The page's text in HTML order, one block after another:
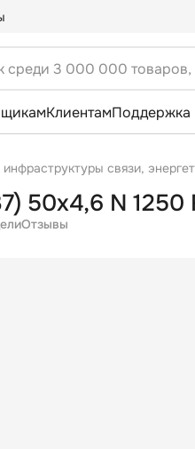
КлиентамПоддержка
связи,
50х4,6 N 1250
Отзывы